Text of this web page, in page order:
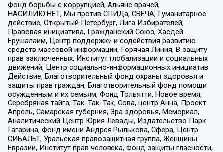
Фонд борьбы с коррупцией, Альянс врачей,
НАСИЛИЮ.НЕТ, Мы против СПИДа, СВЕЧА, Гуманитарное
действие, Открытый Петербург, Лига Избирателей,
Правовая инициатива, Гражданский Союз, Хасдей
Ерушалаим, Центр поддержки и содействия развитию
средств массовой информации, Горячая Линия, В защиту
прав заключенных, Институт глобализации и социальных
движений, Центр социально-информационных инициатив
Действие, Благотворительный фонд охраны здоровья и
защиты прав граждан, Благотворительный фонд помощи
осужденным и их семьям, Фонд Тольятти, Новое время,
Серебряная тайга, Так-Так-Так, Сова, центр Анна, Проект
Апрель, Самарская губерния, Эра здоровья, Мемориал,
Аналитический Центр Юрия Левады, Издательство Парк
Гагарина, Фонд имени Андрея Рылькова, Сфера, Центр
СИБАЛЬТ, Уральская правозащитная группа, Женщины
Евразии, Институт прав человека, Фонд защиты гласности,